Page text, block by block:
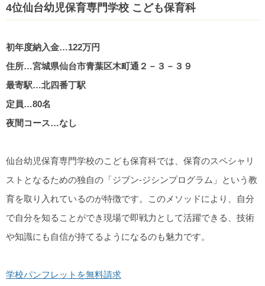
4位仙台幼児保育専門学校 こども保育科
初年度納入金…122万円
住所…宮城県仙台市青葉区木町通２－３－３９
最寄駅…北四番丁駅
定員…80名
夜間コース…なし
仙台幼児保育専門学校のこども保育科では、保育のスペシャリ
ストとなるための独自の「ジブン-ジシンプログラム」という教
育を取り入れているのが特徴です。このメソッドにより、自分
で自分を知ることができ現場で即戦力として活躍できる、技術
や知識にも自信が持てるようになるのも魅力です。
学校パンフレットを無料請求